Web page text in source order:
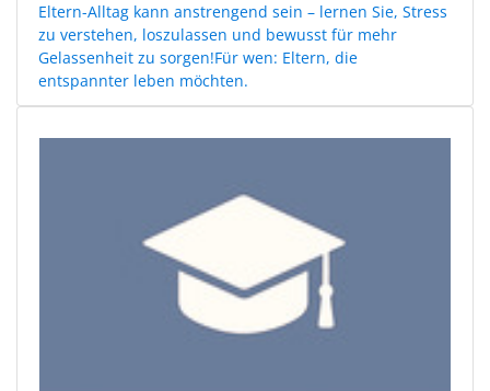
Eltern-Alltag kann anstrengend sein – lernen Sie, Stress
zu verstehen, loszulassen und bewusst für mehr
Gelassenheit zu sorgen!Für wen: Eltern, die
entspannter leben möchten.